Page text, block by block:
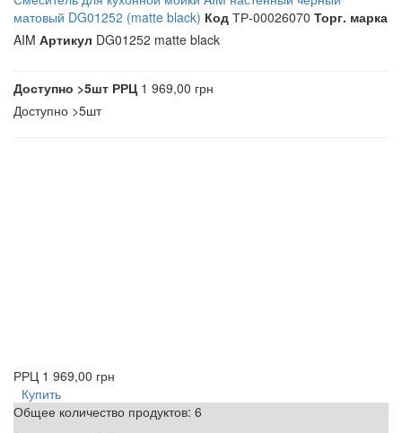
матовый DG01252 (matte black) Код ТР-00026070 Торг. марка
AIM Артикул DG01252 matte black
Доступно >5шт РРЦ1 969,00 грн
Доступно >5шт
РРЦ 1 969,00 грн
Купить
Общее количество продуктов: 6